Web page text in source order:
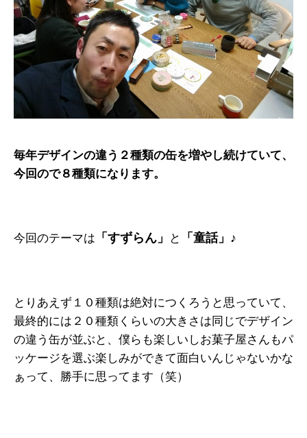
毎年デザインの違う２種類の缶を増やし続けていて、
今回ので８種類になります。
今回のテーマは 「すずらん」 と 「童話」♪
とりあえず１０種類は絶対につくろうと思っていて、
最終的には２０種類くらいの大きさは同じでデザイン
の違う缶が並ぶと、僕らも楽しいしお菓子屋さんもパ
ッケージを選ぶ楽しみができて面白いんじゃないかな
ぁって、勝手に思ってます（笑）